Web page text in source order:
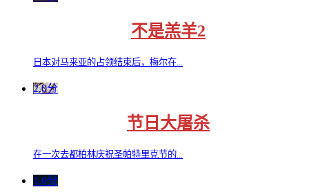
不是羔羊2
日本对马来亚的占领结束后，梅尔在...
2.0分
节日大屠杀
在一次去都柏林庆祝圣帕特里克节的...
1.0分